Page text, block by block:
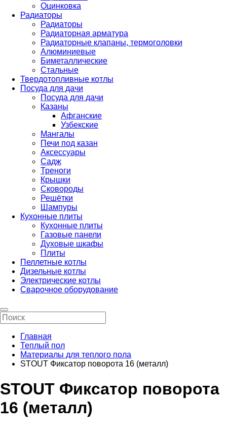
Оцинковка
Радиаторы
Радиаторы
Радиаторная арматура
Радиаторные клапаны, термоголовки
Алюминиевые
Биметаллические
Стальные
Твердотопливные котлы
Посуда для дачи
Посуда для дачи
Казаны
Афганские
Узбекские
Мангалы
Печи под казан
Аксессуары
Садж
Треноги
Крышки
Сковороды
Решётки
Шампуры
Кухонные плиты
Кухонные плиты
Газовые панели
Духовые шкафы
Плиты
Пеллетные котлы
Дизельные котлы
Электрические котлы
Сварочное оборудование
Главная
Теплый пол
Материалы для теплого пола
STOUT Фиксатор поворота 16 (металл)
STOUT Фиксатор поворота
16 (металл)